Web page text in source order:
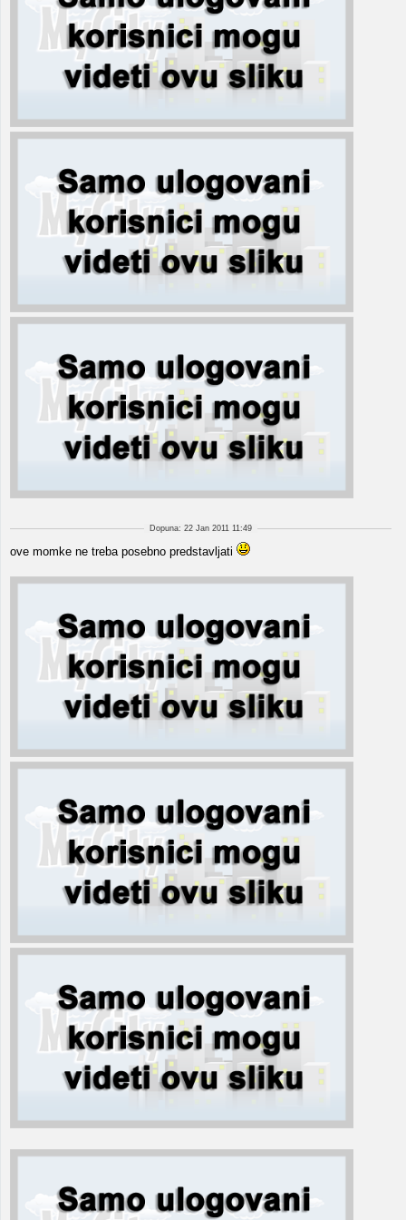
Dopuna: 22 Jan 2011 11:49
ove momke ne treba posebno predstavljati